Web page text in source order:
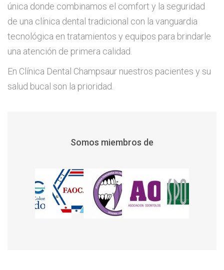
única donde combinamos el comfort y la seguridad
de una clínica dental tradicional con la vanguardia
tecnológica en tratamientos y equipos para brindarle
una atención de primera calidad.
En Clínica Dental Champsaur nuestros pacientes y su
salud bucal son la prioridad.
Somos miembros de